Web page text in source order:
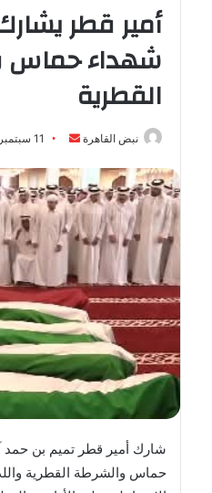
أمير قطر
شهداء حماس
القطرية
نبض القاهرة
أرسل
إلكترونيا
11 سبتمبر، 2025
شارك أمير قطر تميم بن حمد
حماس والشرطة القطرية